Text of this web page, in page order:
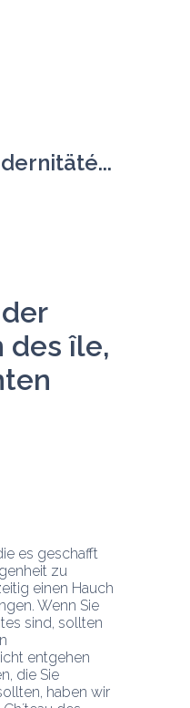
es geschafft
zu
einen Hauch
Wenn Sie
sind, sollten
entgehen
die Sie
haben wir